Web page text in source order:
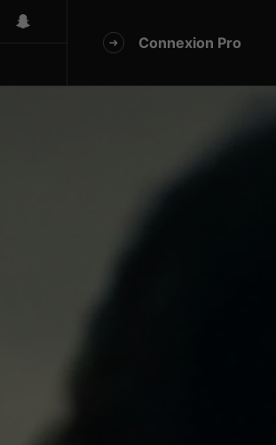
Connexion Pro